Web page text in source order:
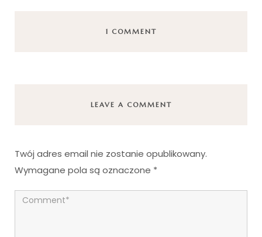
1 COMMENT
LEAVE A COMMENT
Twój adres email nie zostanie opublikowany.
Wymagane pola są oznaczone *